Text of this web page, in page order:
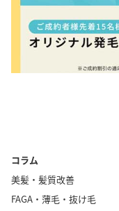
コラム
美髪・髪質改善
FAGA・薄毛・抜け毛